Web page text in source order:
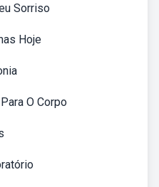
Sorriso
Hoje
O Corpo